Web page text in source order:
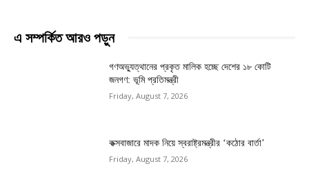
এ সম্পর্কিত আরও পড়ুন
গণঅভ্যুত্থানের প্রকৃত মালিক হচ্ছে দেশের ১৮ কোটি
জনগণ: ভূমি প্রতিমন্ত্রী
Friday, August 7, 2026
কক্সবাজারে মাদক নিয়ে স্বরাষ্ট্রমন্ত্রীর ‘কঠোর বার্তা’
Friday, August 7, 2026